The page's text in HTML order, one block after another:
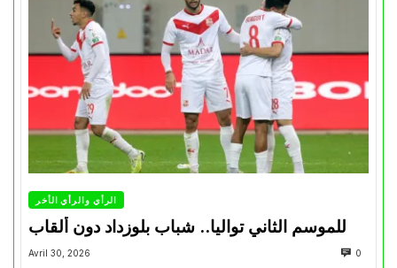
الرأي والرأي الأخر
للموسم الثاني تواليا.. شباب بلوزداد دون ألقاب
Avril 30, 2026 0